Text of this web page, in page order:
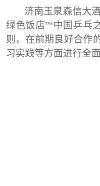
济南玉泉森信大
绿色饭店”“中国乒乓
则，在前期良好合作
习实践等方面进行全